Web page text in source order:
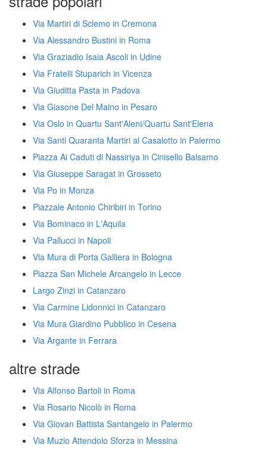
Via Martiri di Sclemo in Cremona
Via Alessandro Bustini in Roma
Via Graziadio Isaia Ascoli in Udine
Via Fratelli Stuparich in Vicenza
Via Giuditta Pasta in Padova
Via Giasone Del Maino in Pesaro
Via Oslo in Quartu Sant'Aleni/Quartu Sant'Elena
Via Santi Quaranta Martiri al Casalotto in Palermo
Piazza Ai Caduti di Nassiriya in Cinisello Balsamo
Via Giuseppe Saragat in Grosseto
Via Po in Monza
Piazzale Antonio Chiribiri in Torino
Via Bominaco in L'Aquila
Via Pallucci in Napoli
Via Mura di Porta Galliera in Bologna
Piazza San Michele Arcangelo in Lecce
Largo Zinzi in Catanzaro
Via Carmine Lidonnici in Catanzaro
Via Mura Giardino Pubblico in Cesena
Via Argante in Ferrara
altre strade
Via Alfonso Bartoli in Roma
Via Rosario Nicolò in Roma
Via Giovan Battista Santangelo in Palermo
Via Muzio Attendolo Sforza in Messina